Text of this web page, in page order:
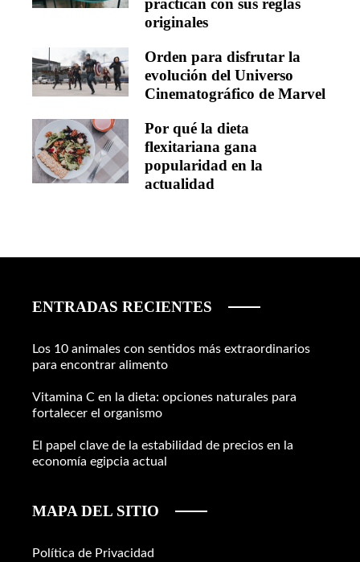
practican con sus reglas
originales
Orden para disfrutar la
evolución del Universo
Cinematográfico de Marvel
Por qué la dieta
flexitariana gana
popularidad en la
actualidad
ENTRADAS RECIENTES
Los 10 animales con sentidos más extraordinarios
para encontrar alimento
Vitamina C en la dieta: opciones naturales para
fortalecer el organismo
El papel clave de la estabilidad de precios en la
economía egipcia actual
MAPA DEL SITIO
Política de Privacidad